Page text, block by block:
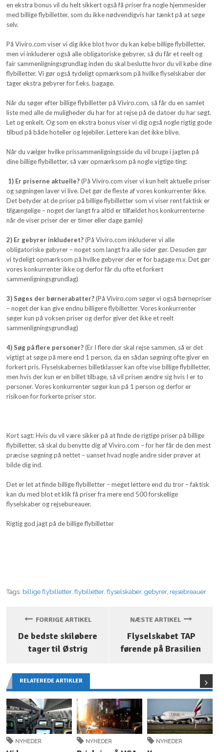
en ekstra bonus vil du helt sikkert også få priser fra nogle hjemmesider
med billige flybilletter, som du ikke nødvendigvis har tænkt på at søge
selv.
På Viviro.com viser vi dig ikke blot hvor du kan købe billige flybilletter,
men vi inkluderer også alle obligatoriske gebyrer, så du får et reelt og
fair sammenligningsgrundlag inden du skal beslutte hvor du vil købe dine
flybilletter. Vi gør også tydeligt opmærksom på hvilke flyselskaber der
tager ekstra gebyrer for f.eks. bagage.
Når du søger efter billige flybilletter på Viviro.com, så får du en samlet
liste med alle de muligheder du har for at rejse på de datoer du har søgt.
Let og enkelt. Og som en ekstra bonus viser vi dig også nogle rigtig gode
tilbud på både hoteller og lejebiler. Lettere kan det ikke blive.
Når du vælger hvilke prissammenligningsside du vil bruge i jagten på
dine billige flybilletter, så vær opmærksom på nogle vigtige ting:
1) Er priserne aktuelle?(På Viviro.com viser vi kun helt aktuelle priser
og søgningen laver vi live. Det gør de fleste af vores konkurrenter ikke.
Det betyder at de priser på billige flybilletter som vi viser rent faktisk er
tilgængelige – noget der langt fra altid er tilfældet hos konkurrenterne
når de viser priser der er timer eller dage gamle)
2) Er gebyrer inkluderet?(På Viviro.com inkluderer vi alle
obligatoriske gebyrer – noget som langt fra alle sider gør. Desuden gør
vi tydeligt opmærksom på hvilke gebyrer der er for bagage m.v. Det gør
vores konkurrenter ikke og derfor får du ofte et forkert
sammenligningsgrundlag)
3) Søges der børnerabatter?(På Viviro.com søger vi også børnepriser
– noget der kan give endnu billigere flybilletter. Vores konkurrenter
søger kun på voksen priser og derfor giver det ikke et reelt
sammenligningsgrundlag)
4) Søg på flere personer?(Er I flere der skal rejse sammen, så er det
vigtigt at søge på mere end 1 person, da en sådan søgning ofte giver en
forkert pris. Flyselskabernes billetklasser kan ofte vise billige flybilletter,
men hvis der kun er en billet tilbage, så vil prisen ændre sig hvis I er to
personer. Vores konkurrenter søger kun på 1 person og derfor er
risikoen for forkerte priser stor.
Kort sagt: Hvis du vil være sikker på at finde de rigtige priser på billige
flybilletter, så skal du benytte dig af Viviro.com – for her får de den mest
præcise søgning på nettet – uanset hvad nogle andre sider prøver at
bilde dig ind.
Det er let at finde billige flybilletter – meget lettere end du tror – faktisk
kan du med blot et klik få priser fra mere end 500 forskellige
flyselskaber og rejsebureauer.
Rigtig god jagt på de billige flybilletter
Tags: billige flybilletter,flybilletter,flyselskaber,gebyrer, rejsebreauer
FORRIGE ARTIKEL
De bedste skiløbere
tager til Østrig
NÆSTE ARTIKEL
Flyselskabet TAP
førende på Brasilien
RELATEREDE ARTIKLER
NYHEDER NYHEDER NYHEDER